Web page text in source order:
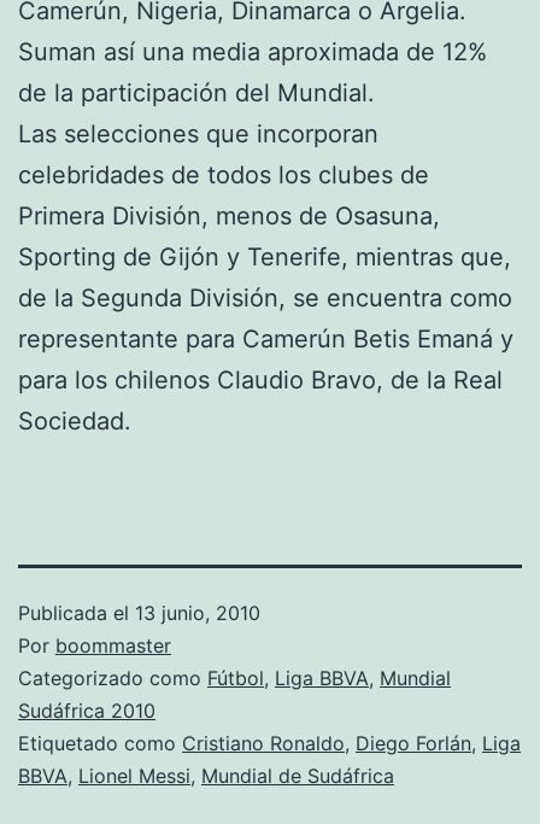
Camerún, Nigeria, Dinamarca o Argelia.
Suman así una media aproximada de 12%
de la participación del Mundial.
Las selecciones que incorporan
celebridades de todos los clubes de
Primera División, menos de Osasuna,
Sporting de Gijón y Tenerife, mientras que,
de la Segunda División, se encuentra como
representante para Camerún Betis Emaná y
para los chilenos Claudio Bravo, de la Real
Sociedad.
Publicada el 13 junio, 2010
Por boommaster
Categorizado como Fútbol, Liga BBVA, Mundial
Sudáfrica 2010
Etiquetado como Cristiano Ronaldo, Diego Forlán, Liga
BBVA, Lionel Messi, Mundial de Sudáfrica